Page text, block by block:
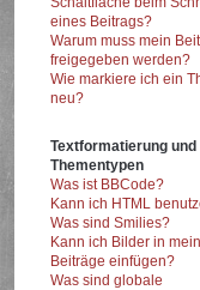
eines Beitrags?
Warum muss mein
freigegeben werden?
Wie markiere ich ein
neu?
Textformatierung und
Thementypen
Was ist BBCode?
Kann ich HTML
Was sind Smilies?
Kann ich Bilder in
Beiträge einfügen?
Was sind globale